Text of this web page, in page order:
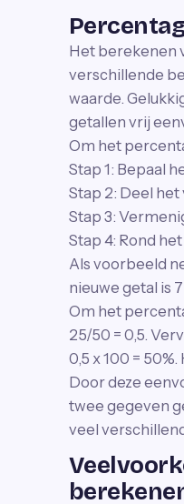
Het berekenen
verschillende
waarde.
getallen vrij
Om het
Stap 1: Bepaal
Stap 2: Deel
Stap 3:
Stap 4: Rond
Als voorbeeld
nieuwe getal is
Om het
25/50 = 0,5.
0,5 x 100 =
Door deze
twee gegeven
veel